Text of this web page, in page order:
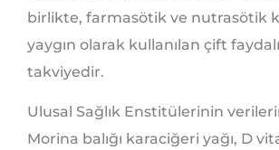
birlikte, farmasötik ve nutrasötik
yaygın olarak kullanılan çift
takviyedir.
Ulusal Sağlık Enstitülerinin
Morina balığı karaciğeri yağı, D